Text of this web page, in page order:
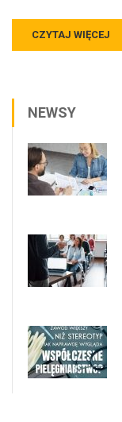
CZYTAJ WIĘCEJ
NEWSY